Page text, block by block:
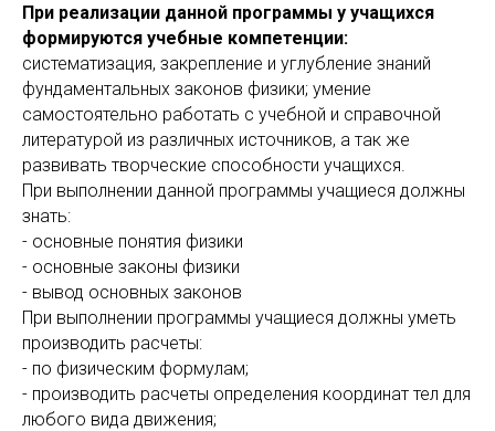
При реализации данной программы у учащихся
формируются учебные компетенции:
систематизация, закрепление и углубление знаний
фундаментальных законов физики; умение
самостоятельно работать с учебной и справочной
литературой из различных источников, а так же
развивать творческие способности учащихся.
При выполнении данной программы учащиеся должны
знать:
- основные понятия физики
- основные законы физики
- вывод основных законов
При выполнении программы учащиеся должны уметь
производить расчеты:
- по физическим формулам;
- производить расчеты определения координат тел для
любого вида движения;